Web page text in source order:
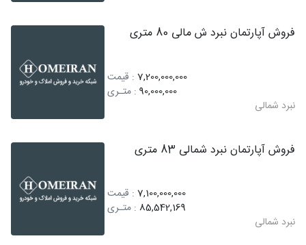
فروش آپارتمان نبرد ش مالی 80 متری
7,200,000,000 : قیمت
90,000,000 : متـری
نبرد شمالی
فروش آپارتمان نبرد شمالی 83 متری
7,100,000,000 : قیمت
85,542,169 : متـری
نبرد شمالی